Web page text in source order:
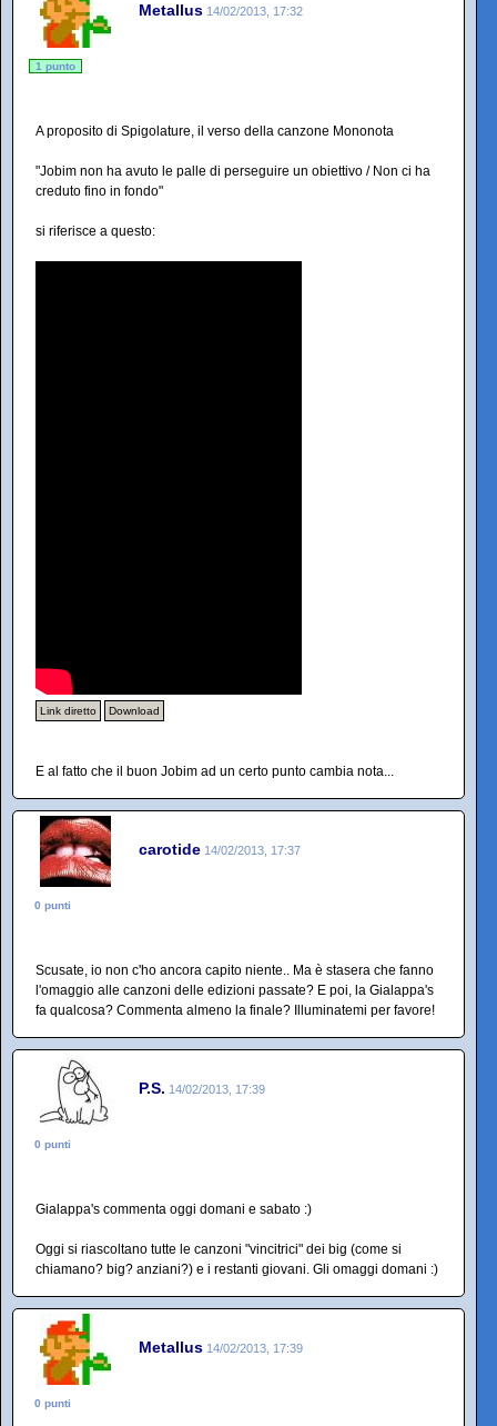
Metallus 14/02/2013, 17:32
1 punto
A proposito di Spigolature, il verso della canzone Mononota
"Jobim non ha avuto le palle di perseguire un obiettivo / Non ci ha
creduto fino in fondo"
si riferisce a questo:
Link diretto Download
E al fatto che il buon Jobim ad un certo punto cambia nota...
carotide 14/02/2013, 17:37
0 punti
Scusate, io non c'ho ancora capito niente.. Ma è stasera che fanno
l'omaggio alle canzoni delle edizioni passate? E poi, la Gialappa's
fa qualcosa? Commenta almeno la finale? Illuminatemi per favore!
P.S. 14/02/2013, 17:39
0 punti
Gialappa's commenta oggi domani e sabato :)
Oggi si riascoltano tutte le canzoni "vincitrici" dei big (come si
chiamano? big? anziani?) e i restanti giovani. Gli omaggi domani :)
Metallus 14/02/2013, 17:39
0 punti